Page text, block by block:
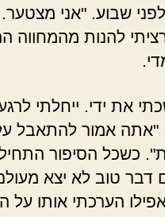
שבוע. "אני
רציתי להנות
את ידי. ייחלתי
"אתה אמור להתאבל
כשכל הסיפור
דבר טוב לא יצא
הערכתי אותו על